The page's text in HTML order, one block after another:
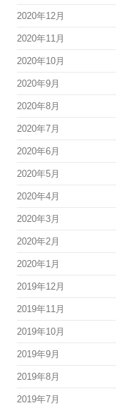
2020年12月
2020年11月
2020年10月
2020年9月
2020年8月
2020年7月
2020年6月
2020年5月
2020年4月
2020年3月
2020年2月
2020年1月
2019年12月
2019年11月
2019年10月
2019年9月
2019年8月
2019年7月